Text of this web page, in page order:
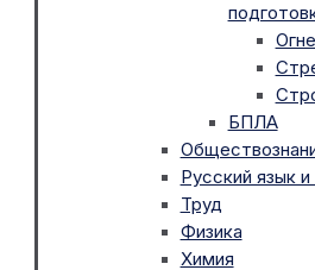
БПЛА
Русский язык
Труд
Физика
Химия